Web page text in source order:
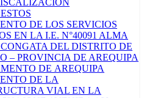
DE LOS SERVICIOS
EN LA I.E. N°40091 ALMA
DEL DISTRITO DE
– PROVINCIA DE AREQUIPA
DE AREQUIPA
DE LA
VIAL EN LA